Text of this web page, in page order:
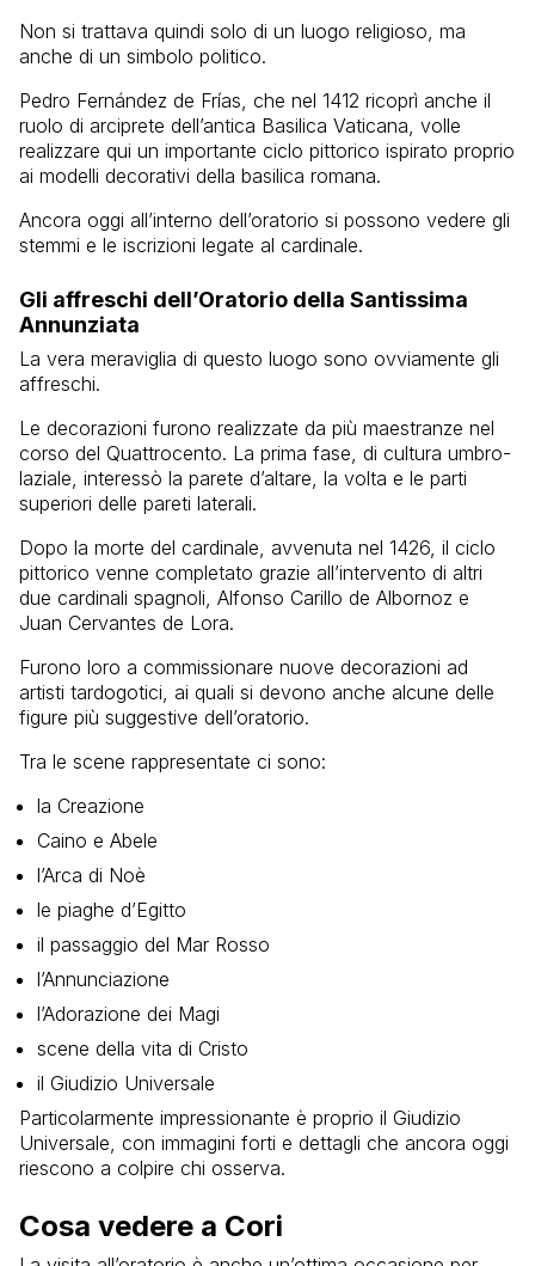
Non si trattava quindi solo di un luogo religioso, ma
anche di un simbolo politico.
Pedro Fernández de Frías, che nel 1412 ricoprì anche il
ruolo di arciprete dell’antica Basilica Vaticana, volle
realizzare qui un importante ciclo pittorico ispirato proprio
ai modelli decorativi della basilica romana.
Ancora oggi all’interno dell’oratorio si possono vedere gli
stemmi e le iscrizioni legate al cardinale.
Gli affreschi dell’Oratorio della Santissima
Annunziata
La vera meraviglia di questo luogo sono ovviamente gli
affreschi.
Le decorazioni furono realizzate da più maestranze nel
corso del Quattrocento. La prima fase, di cultura umbro-
laziale, interessò la parete d’altare, la volta e le parti
superiori delle pareti laterali.
Dopo la morte del cardinale, avvenuta nel 1426, il ciclo
pittorico venne completato grazie all’intervento di altri
due cardinali spagnoli, Alfonso Carillo de Albornoz e
Juan Cervantes de Lora.
Furono loro a commissionare nuove decorazioni ad
artisti tardogotici, ai quali si devono anche alcune delle
figure più suggestive dell’oratorio.
Tra le scene rappresentate ci sono:
la Creazione
Caino e Abele
l’Arca di Noè
le piaghe d’Egitto
il passaggio del Mar Rosso
l’Annunciazione
l’Adorazione dei Magi
scene della vita di Cristo
il Giudizio Universale
Particolarmente impressionante è proprio il Giudizio
Universale, con immagini forti e dettagli che ancora oggi
riescono a colpire chi osserva.
Cosa vedere a Cori